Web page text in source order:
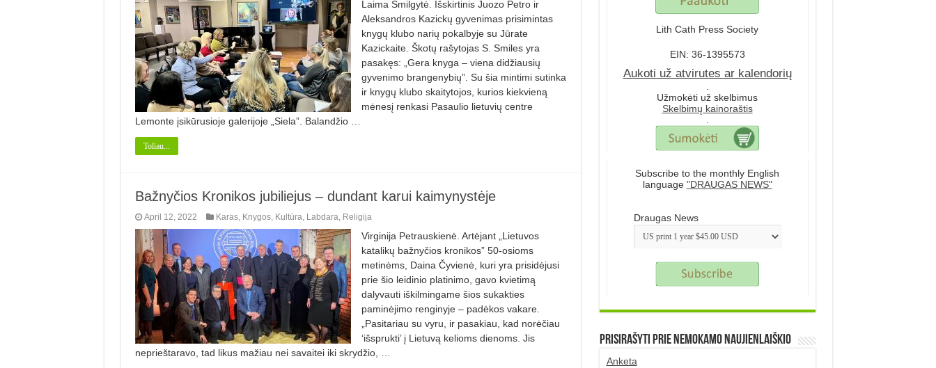
Laima Smilgytė. Išskirtinis Juozo Petro ir
Aleksand­ros Kazickų gyvenimas prisimintas
knygų klubo narių pokalbyje su Jūrate
Kazickaite. Škotų rašytojas S. Smiles yra
pasakęs: „Gera knyga – viena didžiausių
gyvenimo brangenybių”. Su šia mintimi sutinka
ir knygų klubo skaitytojos, kurios kiekvieną
mėnesį renkasi Pasaulio lietuvių centre
Lemonte įsikūrusioje galerijoje „Siela”. Balandžio …
Toliau...
Bažnyčios Kronikos jubiliejus – dundant karui kaimynystėje
April 12, 2022 Karas, Knygos, Kultūra Labdara Religija
Virginija Petrauskienė. Artėjant „Lietuvos
katalikų bažnyčios kronikos” 50-osioms
metinėms, Daina Čyvienė, kuri yra prisidėjusi
prie šio leidinio platinimo, gavo kvietimą
dalyvauti iškilmingame šios sukakties
paminėjimo renginyje – padėkos vakare.
„Pasitariau su vyru, ir pasakiau, kad norėčiau
‘išsprukti’ į Lietuvą kelioms dienoms. Jis
neprieštaravo, tad likus mažiau nei savaitei iki skrydžio, …
Lith Cath Press Society
EIN: 36-1395573
Aukoti už atvirutes ar kalendorių
.
Užmokėti už skelbimus
Skelbimų kainoraštis
.
Subscribe to the monthly English
language "DRAUGAS NEWS"
Draugas News
Prisirašyti prie nemokamo naujienlaiškio
Anketa